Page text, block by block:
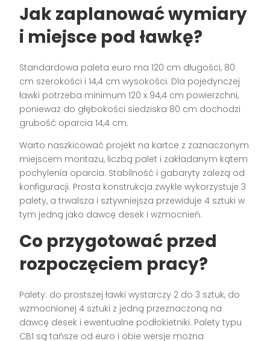
Jak zaplanować wymiary
i miejsce pod ławkę?
Standardowa paleta euro ma 120 cm długości, 80
cm szerokości i 14,4 cm wysokości. Dla pojedynczej
ławki potrzeba minimum 120 x 94,4 cm powierzchni,
ponieważ do głębokości siedziska 80 cm dochodzi
grubość oparcia 14,4 cm.
Warto naszkicować projekt na kartce z zaznaczonym
miejscem montażu, liczbą palet i zakładanym kątem
pochylenia oparcia. Stabilność i gabaryty zależą od
konfiguracji. Prosta konstrukcja zwykle wykorzystuje 3
palety, a trwalsza i sztywniejsza przewiduje 4 sztuki w
tym jedną jako dawcę desek i wzmocnień.
Co przygotować przed
rozpoczęciem pracy?
Palety: do prostszej ławki wystarczy 2 do 3 sztuk, do
wzmocnionej 4 sztuki z jedną przeznaczoną na
dawcę desek i ewentualne podłokietniki. Palety typu
CB1 są tańsze od euro i obie wersje można